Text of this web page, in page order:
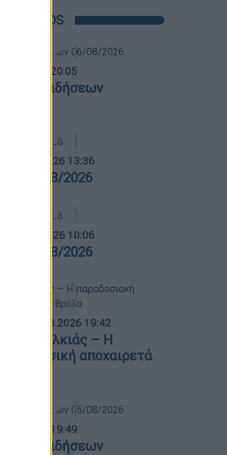
VIDEOS
06.08.2026 20:05
δελτίο ειδήσεων
05.08.2026 13:36
05/08/2026
06.08.2026 10:06
06/08/2026
06.08.2026 19:42
Χαλκιάς – Η
μουσική αποχαιρετά
05.08.2026 19:49
δελτίο ειδήσεων